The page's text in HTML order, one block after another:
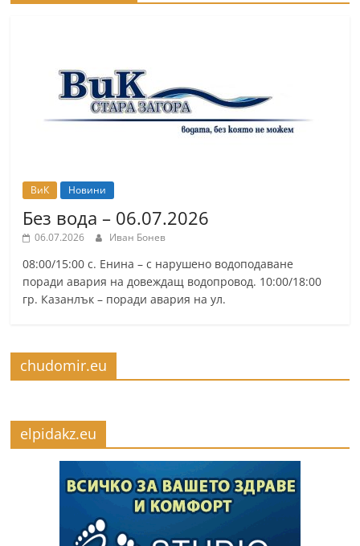
ВиК Новини
Без вода – 06.07.2026
06.07.2026 Иван Бонев
08:00/15:00 с. Енина – с нарушено водоподаване
поради авария на довеждащ водопровод. 10:00/18:00
гр. Казанлък – поради авария на ул.
chudomir.eu
elpidakz.eu